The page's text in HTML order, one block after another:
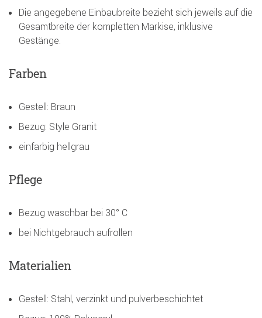
Die angegebene Einbaubreite bezieht sich jeweils auf die
Gesamtbreite der kompletten Markise, inklusive
Gestänge.
Farben
Gestell: Braun
Bezug: Style Granit
einfarbig hellgrau
Pflege
Bezug waschbar bei 30° C
bei Nichtgebrauch aufrollen
Materialien
Gestell: Stahl, verzinkt und pulverbeschichtet